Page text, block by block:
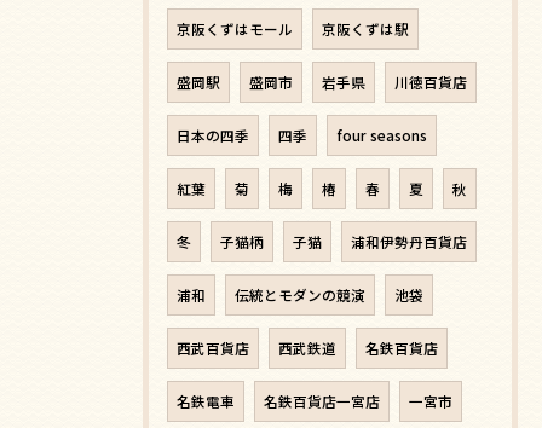
京阪くずはモール 京阪くずは駅
盛岡駅 盛岡市 岩手県 川徳百貨店
日本の四季 四季 four seasons
紅葉 菊 梅 椿 春 夏 秋
冬 子猫柄 子猫 浦和伊勢丹百貨店
浦和 伝統とモダンの競演 池袋
西武百貨店 西武鉄道 名鉄百貨店
名鉄電車 名鉄百貨店一宮店 一宮市